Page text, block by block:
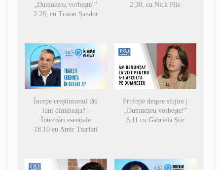
„Dumnezeu vorbește!”
2.28, cu Traian Șandor
2.30, cu Nick Plic
Începe creștinismul tău
luni dimineața? |
Întrebări esențiale
18.10 cu Amir Tsarfati
Profeție despre slujire |
„Dumnezeu vorbește!”
6.11 cu Gabriela Știr